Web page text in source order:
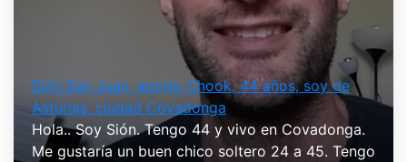
Sión San Juan, apodo Chook, 44 años, soy de
Asturias, ciudad Covadonga
Hola.. Soy Sión. Tengo 44 y vivo en Covadonga.
Me gustaría un buen chico soltero 24 a 45. Tengo